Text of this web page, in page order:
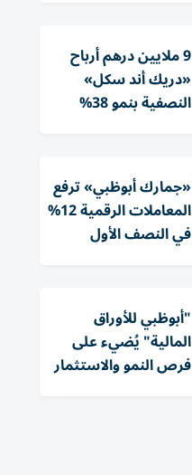
9 ملايين درهم أرباح
«دريك أند سكل»
النصفية بنمو 38%
«جمارك أبوظبي» ترفع
المعاملات الرقمية 12%
في النصف الأول
"أبوظبي للأوراق
المالية" يُضيء على
فرص النمو والاستثمار